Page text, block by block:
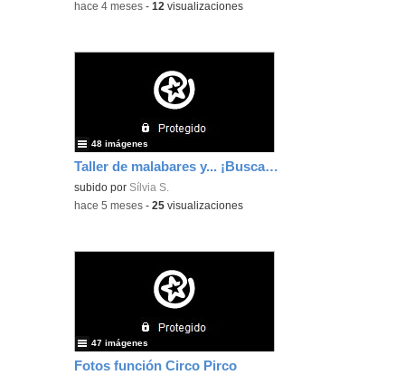
-hace 4 meses -12 visualizaciones
Taller de malabares y... ¡Buscamos la primavera!
subido por Sílvia S.
48 imágenes
-hace 5 meses -25 visualizaciones
Fotos función Circo Pirco
47 imágenes